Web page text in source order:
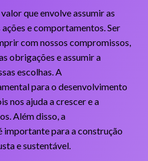
que envolve assumir as
e comportamentos. Ser
com nossos compromissos,
obrigações e assumir a
escolhas. A
para o desenvolvimento
nos ajuda a crescer e a
Além disso, a
importante para a construção
e sustentável.